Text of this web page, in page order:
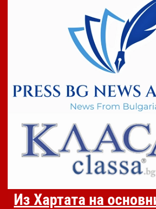
Из Хартата на